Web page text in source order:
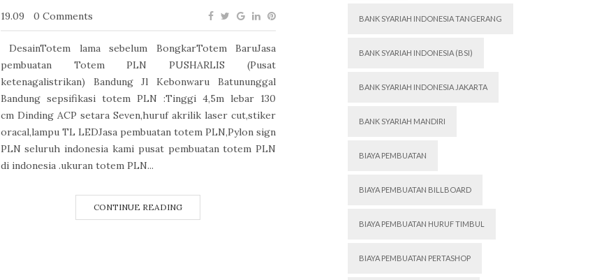
19.09 0 Comments
DesainTotem lama sebelum BongkarTotem BaruJasa
pembuatan Totem PLN PUSHARLIS (Pusat
ketenagalistrikan) Bandung Jl Kebonwaru Batununggal
Bandung sepsifikasi totem PLN :Tinggi 4,5m lebar 130
cm Dinding ACP setara Seven,huruf akrilik laser cut,stiker
oracal,lampu TL LEDJasa pembuatan totem PLN,Pylon sign
PLN seluruh indonesia kami pusat pembuatan totem PLN
di indonesia .ukuran totem PLN...
CONTINUE READING
BANK SYARIAH INDONESIA TANGERANG
BANK SYARIAH INDONESIA (BSI)
BANK SYARIAH INDONESIA JAKARTA
BANK SYARIAH MANDIRI
BIAYA PEMBUATAN
BIAYA PEMBUATAN BILLBOARD
BIAYA PEMBUATAN HURUF TIMBUL
BIAYA PEMBUATAN PERTASHOP